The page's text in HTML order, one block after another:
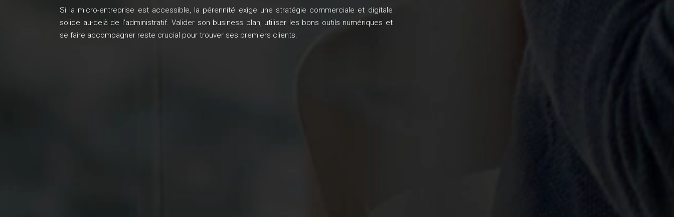
Si la micro-entreprise est accessible, la pérennité exige une stratégie commerciale et digitale
solide au-delà de l’administratif. Valider son business plan, utiliser les bons outils numériques et
se faire accompagner reste crucial pour trouver ses premiers clients.